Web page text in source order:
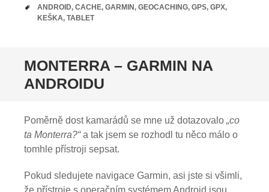
TAGY
ANDROID, CACHE, GARMIN, GEOCACHING, GPS, GPX,
KEŠKA, TABLET
MONTERRA – GARMIN NA
ANDROIDU
Poměrně dost kamarádů se mne už dotazovalo „co
ta Monterra?“a tak jsem se rozhodl tu něco málo o
tomhle přístroji sepsat.
Pokud sledujete navigace Garmin, asi jste si všimli,
že přístroje s operačním systémem Android jsou